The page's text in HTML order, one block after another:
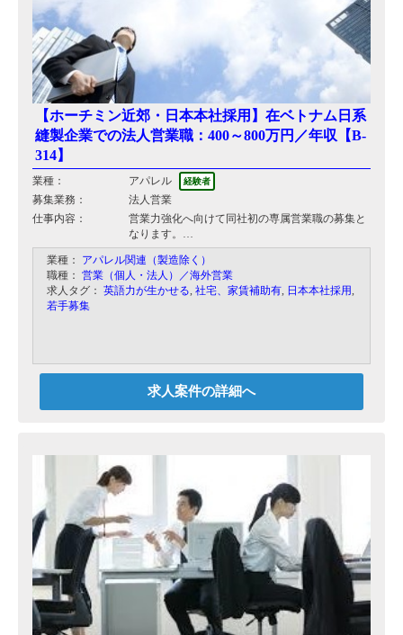
【ホーチミン近郊・日本本社採用】在ベトナム日系
縫製企業での法人営業職：400～800万円／年収【B-
314】
業種： アパレル 経験者
募集業務：
法人営業
仕事内容：
営業力強化へ向けて同社初の専属営業職の募集と
なります。
【業務内容】
・外資系（欧米）企業へ同社取り扱い製品の営業
業種： アパレル関連（製造除く）
職種： 営業（個人・法人）／海外営業
求人タグ： 英語力が生かせる, 社宅、家賃補助有, 日本本社採用,
若手募集
求人案件の詳細へ